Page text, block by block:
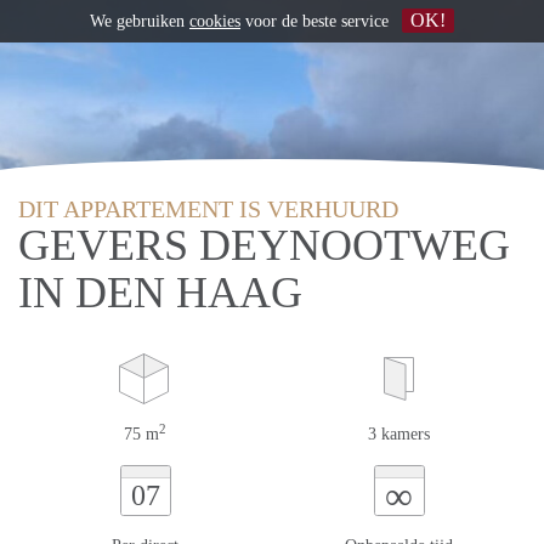
DIT APPARTEMENT IS VERHUURD
GEVERS DEYNOOTWEG
IN DEN HAAG
75 m2 3 kamers
07 ∞
We gebruiken cookies voor de beste service OK!